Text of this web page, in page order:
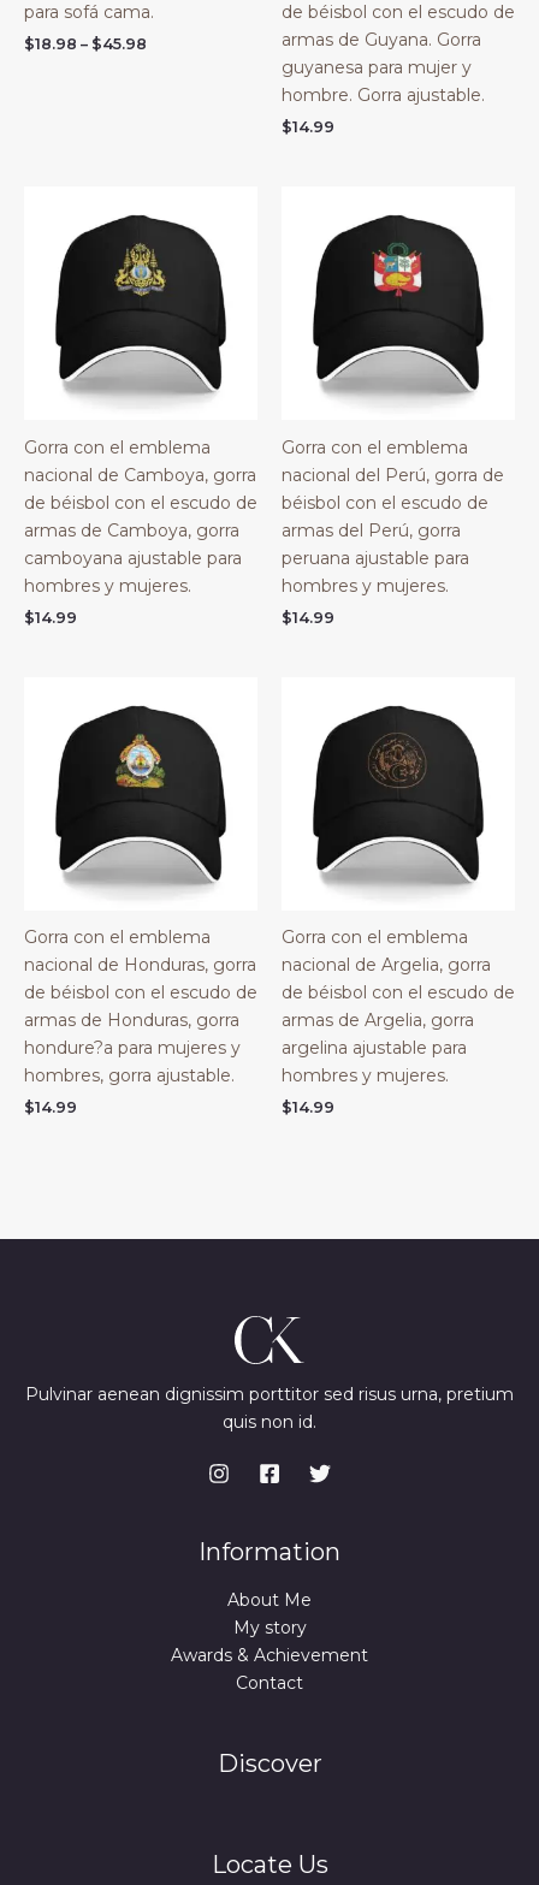
para sofá cama.
$18.98 – $45.98
de béisbol con el escudo de
armas de Guyana. Gorra
guyanesa para mujer y
hombre. Gorra ajustable.
$14.99
Gorra con el emblema
nacional de Camboya, gorra
de béisbol con el escudo de
armas de Camboya, gorra
camboyana ajustable para
hombres y mujeres.
$14.99
Gorra con el emblema
nacional del Perú, gorra de
béisbol con el escudo de
armas del Perú, gorra
peruana ajustable para
hombres y mujeres.
$14.99
Gorra con el emblema
nacional de Honduras, gorra
de béisbol con el escudo de
armas de Honduras, gorra
hondure?a para mujeres y
hombres, gorra ajustable.
$14.99
Gorra con el emblema
nacional de Argelia, gorra
de béisbol con el escudo de
armas de Argelia, gorra
argelina ajustable para
hombres y mujeres.
$14.99
Pulvinar aenean dignissim porttitor sed risus urna, pretium
quis non id.
Information
About Me
My story
Awards & Achievement
Contact
Discover
Locate Us